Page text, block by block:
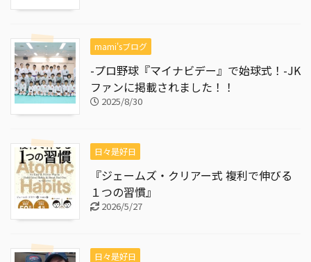
mami'sブログ
-プロ野球『マイナビデー』で始球式！-JK
ファンに掲載されました！！
2025/8/30
日々是好日
『ジェームズ・クリアー式 複利で伸びる
１つの習慣』
2026/5/27
日々是好日